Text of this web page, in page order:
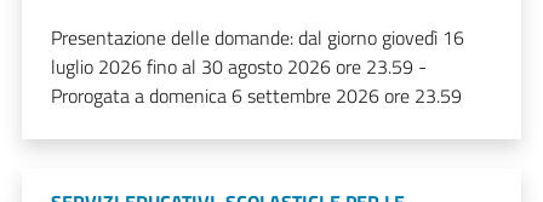
Presentazione delle domande: dal giorno giovedì 16
luglio 2026 fino al 30 agosto 2026 ore 23.59 -
Prorogata a domenica 6 settembre 2026 ore 23.59